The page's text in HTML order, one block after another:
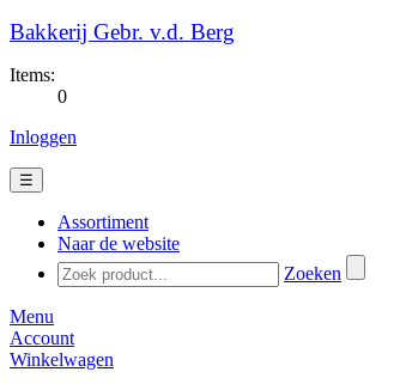
Bakkerij Gebr. v.d. Berg
Items:
0
Inloggen
☰
Assortiment
Naar de website
Zoeken
Menu
Account
Winkelwagen